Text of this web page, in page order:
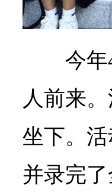
今
人前来
坐下。
并录完了